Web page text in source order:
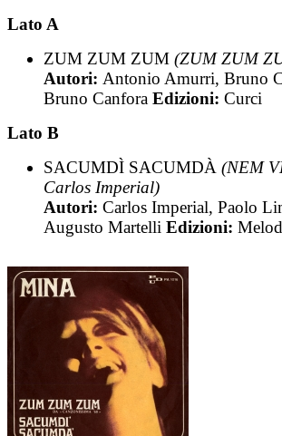
Lato A
ZUM ZUM ZUM (ZUM ZUM
Autori: Antonio Amurri, Bruno
Bruno Canfora Edizioni: Curci
Lato B
SACUMDÌ SACUMDÀ (NEM
Carlos Imperial)
Autori: Carlos Imperial, Paolo
Augusto Martelli Edizioni: